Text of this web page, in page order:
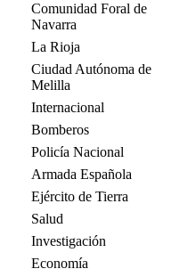
Comunidad Foral de
Navarra
La Rioja
Ciudad Autónoma de
Melilla
Internacional
Bomberos
Policía Nacional
Armada Española
Ejército de Tierra
Salud
Investigación
Economía